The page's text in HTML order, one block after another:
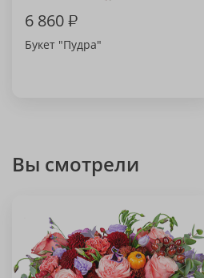
6 860₽
Букет "Пудра"
Вы смотрели